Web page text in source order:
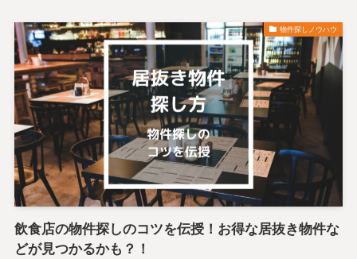
物件探しノウハウ
飲食店の物件探しのコツを伝授！お得な居抜き物件な
どが見つかるかも？！